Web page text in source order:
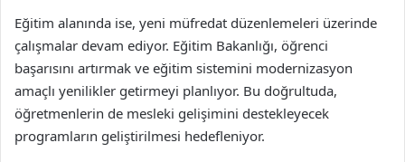
Eğitim alanında ise, yeni müfredat düzenlemeleri üzerinde
çalışmalar devam ediyor. Eğitim Bakanlığı, öğrenci
başarısını artırmak ve eğitim sistemini modernizasyon
amaçlı yenilikler getirmeyi planlıyor. Bu doğrultuda,
öğretmenlerin de mesleki gelişimini destekleyecek
programların geliştirilmesi hedefleniyor.